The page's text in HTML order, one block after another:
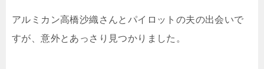
アルミカン高橋沙織さんとパイロットの夫の出会いで
すが、意外とあっさり見つかりました。